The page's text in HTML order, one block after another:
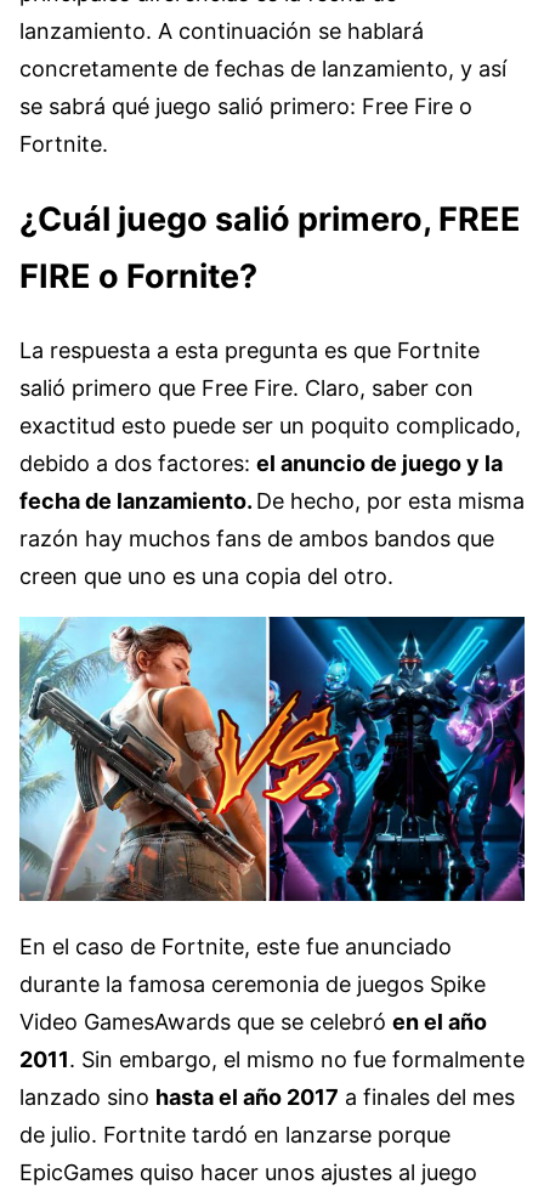
lanzamiento. A continuación se hablará
concretamente de fechas de lanzamiento, y así
se sabrá qué juego salió primero: Free Fire o
Fortnite.
¿Cuál juego salió primero, FREE
FIRE o Fornite?
La respuesta a esta pregunta es que Fortnite
salió primero que Free Fire. Claro, saber con
exactitud esto puede ser un poquito complicado,
debido a dos factores: el anuncio de juego y la
fecha de lanzamiento. De hecho, por esta misma
razón hay muchos fans de ambos bandos que
creen que uno es una copia del otro.
En el caso de Fortnite, este fue anunciado
durante la famosa ceremonia de juegos Spike
Video GamesAwards que se celebró en el año
2011. Sin embargo, el mismo no fue formalmente
lanzado sino hasta el año 2017 a finales del mes
de julio. Fortnite tardó en lanzarse porque
EpicGames quiso hacer unos ajustes al juego